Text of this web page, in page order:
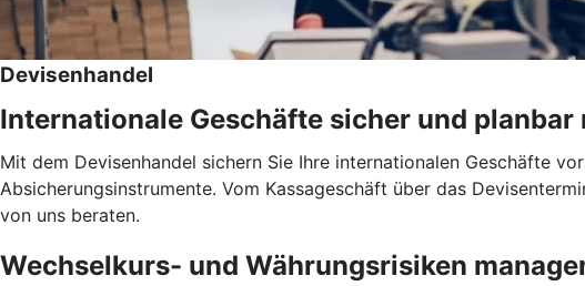
Devisenhandel
Internationale Geschäfte sicher und planbar
Mit dem Devisenhandel sichern Sie Ihre internationalen Geschäfte
Absicherungsinstrumente. Vom Kassageschäft über das
von uns beraten.
Wechselkurs- und Währungsrisiken